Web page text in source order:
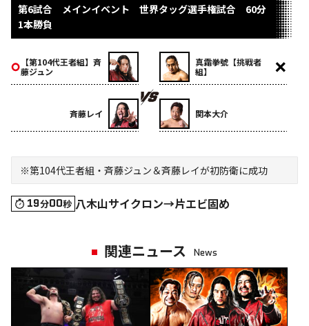
第6試合 メインイベント 世界タッグ選手権試合 60分
1本勝負
【第104代王者組】斉
藤ジュン
斉藤レイ
真霜拳號【挑戦者
組】
関本大介
※第104代王者組・斉藤ジュン＆斉藤レイが初防衛に成功
19分00秒 八木山サイクロン→片エビ固め
関連ニュース News